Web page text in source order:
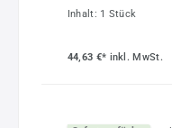
Inhalt: 1 Stück
44,63 €* inkl. MwSt.